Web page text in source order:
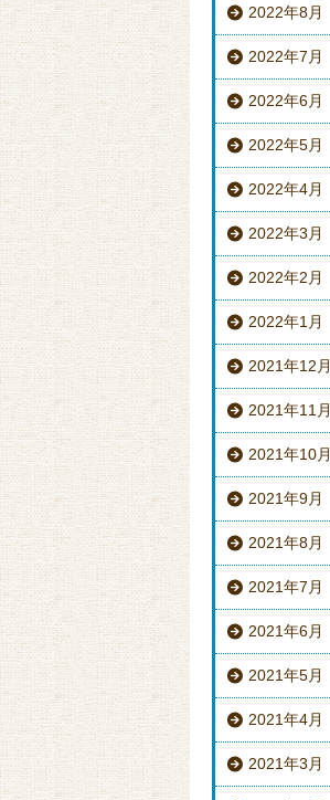
2022年8月
2022年7月
2022年6月
2022年5月
2022年4月
2022年3月
2022年2月
2022年1月
2021年12月
2021年11月
2021年10月
2021年9月
2021年8月
2021年7月
2021年6月
2021年5月
2021年4月
2021年3月